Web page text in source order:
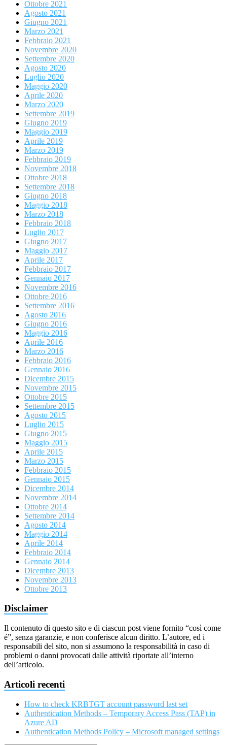
Ottobre 2021
Agosto 2021
Giugno 2021
Marzo 2021
Febbraio 2021
Novembre 2020
Settembre 2020
Agosto 2020
Luglio 2020
Maggio 2020
Aprile 2020
Marzo 2020
Settembre 2019
Giugno 2019
Maggio 2019
Aprile 2019
Marzo 2019
Febbraio 2019
Novembre 2018
Ottobre 2018
Settembre 2018
Giugno 2018
Maggio 2018
Marzo 2018
Febbraio 2018
Luglio 2017
Giugno 2017
Maggio 2017
Aprile 2017
Febbraio 2017
Gennaio 2017
Novembre 2016
Ottobre 2016
Settembre 2016
Agosto 2016
Giugno 2016
Maggio 2016
Aprile 2016
Marzo 2016
Febbraio 2016
Gennaio 2016
Dicembre 2015
Novembre 2015
Ottobre 2015
Settembre 2015
Agosto 2015
Luglio 2015
Giugno 2015
Maggio 2015
Aprile 2015
Marzo 2015
Febbraio 2015
Gennaio 2015
Dicembre 2014
Novembre 2014
Ottobre 2014
Settembre 2014
Agosto 2014
Maggio 2014
Aprile 2014
Febbraio 2014
Gennaio 2014
Dicembre 2013
Novembre 2013
Ottobre 2013
Disclaimer
Il contenuto di questo sito e di ciascun post viene fornito “così come
é”, senza garanzie, e non conferisce alcun diritto. L’autore, ed i
responsabili del sito, non si assumono la responsabilità in caso di
problemi o danni provocati dalle attività riportate all’interno
dell’articolo.
Articoli recenti
How to check KRBTGT account password last set
Authentication Methods – Temporary Access Pass (TAP) in
Azure AD
Authentication Methods Policy – Microsoft managed settings